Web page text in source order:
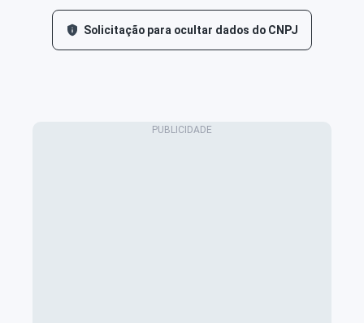
Solicitação para ocultar dados do CNPJ